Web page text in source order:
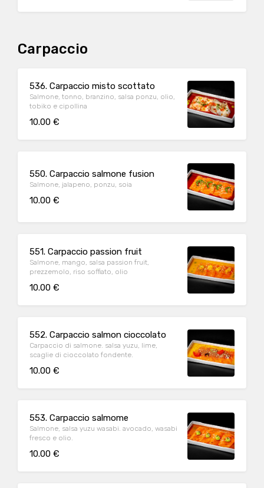
Carpaccio
536. Carpaccio misto scottato
Salmone, tonno, branzino, salsa ponzu, olio,
tobiko e cipollina
10.00 €
550. Carpaccio salmone fusion
Salmone, jalapeno, ponzu, soia
10.00 €
551. Carpaccio passion fruit
Salmone, mango, salsa passion fruit,
prezzemolo, riso soffiato, olio
10.00 €
552. Carpaccio salmon cioccolato
Carpaccio di salmone. salsa yuzu, lime,
scaglie di cioccolato fondente.
10.00 €
553. Carpaccio salmome
Salmone, salsa yuzu wasabi. avocado, wasabi
fresco e olio.
10.00 €